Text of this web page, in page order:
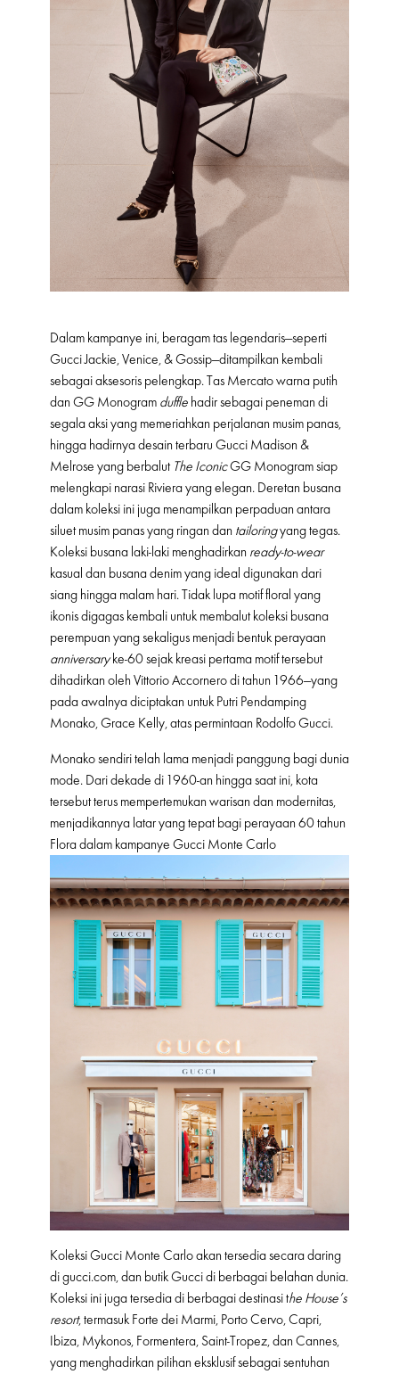
Dalam kampanye ini, beragam tas legendaris—seperti
Gucci Jackie, Venice, & Gossip—ditampilkan kembali
sebagai aksesoris pelengkap. Tas Mercato warna putih
dan GG Monogram duffle hadir sebagai peneman di
segala aksi yang memeriahkan perjalanan musim panas,
hingga hadirnya desain terbaru Gucci Madison &
Melrose yang berbalut The IconicGG Monogram siap
melengkapi narasi Riviera yang elegan. Deretan busana
dalam koleksi ini juga menampilkan perpaduan antara
siluet musim panas yang ringan dan tailoringyang tegas.
Koleksi busana laki-laki menghadirkan ready-to-wear
kasual dan busana denim yang ideal digunakan dari
siang hingga malam hari. Tidak lupa motif floral yang
ikonis digagas kembali untuk membalut koleksi busana
perempuan yang sekaligus menjadi bentuk perayaan
anniversaryke-60 sejak kreasi pertama motif tersebut
dihadirkan oleh Vittorio Accornero di tahun 1966—yang
pada awalnya diciptakan untuk Putri Pendamping
Monako, Grace Kelly, atas permintaan Rodolfo Gucci.
Monako sendiri telah lama menjadi panggung bagi dunia
mode. Dari dekade di 1960-an hingga saat ini, kota
tersebut terus mempertemukan warisan dan modernitas,
menjadikannya latar yang tepat bagi perayaan 60 tahun
Flora dalam kampanye Gucci Monte Carlo
Koleksi Gucci Monte Carlo akan tersedia secara daring
digucci.com , dan butik Gucci di berbagai belahan dunia.
Koleksi ini juga tersedia di berbagai destinasi the House’s
resort, termasuk Forte dei Marmi, Porto Cervo, Capri,
Ibiza, Mykonos, Formentera, Saint-Tropez, dan Cannes,
yang menghadirkan pilihan eksklusif sebagai sentuhan